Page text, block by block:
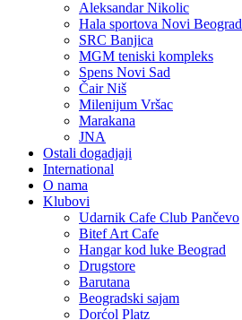
Aleksandar Nikolic
Hala sportova Novi Beograd
SRC Banjica
MGM teniski kompleks
Spens Novi Sad
Čair Niš
Milenijum Vršac
Marakana
JNA
Ostali dogadjaji
International
O nama
Klubovi
Udarnik Cafe Club Pančevo
Bitef Art Cafe
Hangar kod luke Beograd
Drugstore
Barutana
Beogradski sajam
Dorćol Platz